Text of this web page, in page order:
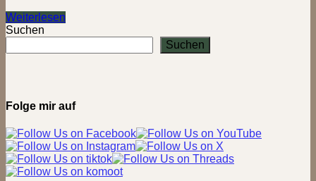
Europas
höchste
auf
High
Berlin
Weiterlesen
Suchen
Suchen
Folge mir auf